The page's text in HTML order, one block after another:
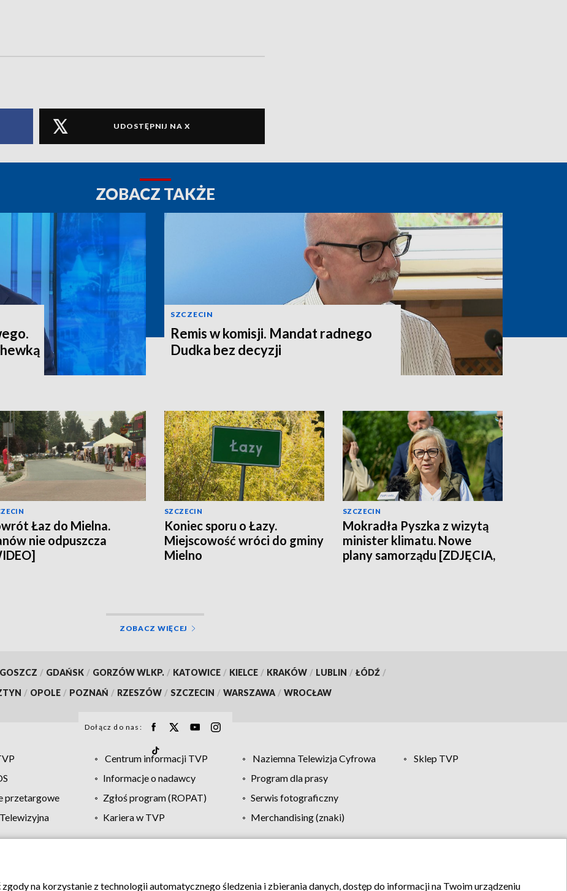
UDOSTĘPNIJ NA X
ZOBACZ TAKŻE
SZCZECIN
Remis w komisji. Mandat radnego
Dudka bez decyzji
Łaz do Mielna.
nie odpuszcza
SZCZECIN
Koniec sporu o Łazy.
Miejscowość wróci do gminy
Mielno
SZCZECIN
Mokradła Pyszka z wizytą
minister klimatu. Nowe
plany samorządu [ZDJĘCIA,
ZOBACZ WIĘCEJ
/ GDAŃSK / GORZÓW WLKP. / KATOWICE / KIELCE / KRAKÓW / LUBLIN / ŁÓDŹ /
/ OPOLE / POZNAŃ / RZESZÓW / SZCZECIN / WARSZAWA / WROCŁAW
Dołącz do nas:
Centrum informacji TVP Naziemna Telewizja Cyfrowa
Sklep TVP
Informacje o nadawcy
Program dla prasy
przetargowe Zgłoś program (ROPAT)
Serwis fotograficzny
Kariera w TVP
Merchandising (znaki)
Polityka prywatności Moje zgody Pomoc Biuro reklamy Kontakt
na korzystanie z technologii automatycznego śledzenia i zbierania danych, dostęp do informacji na Twoim urządzeniu